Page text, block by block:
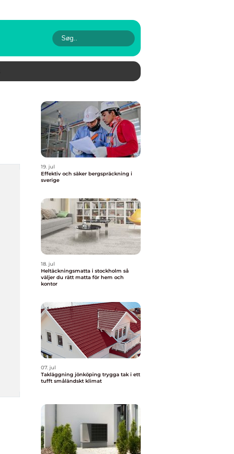
19. jul
Effektiv och säker bergspräckning i
sverige
18. jul
Heltäckningsmatta i stockholm så
väljer du rätt matta för hem och
kontor
07. jul
Takläggning jönköping trygga tak i ett
tufft småländskt klimat